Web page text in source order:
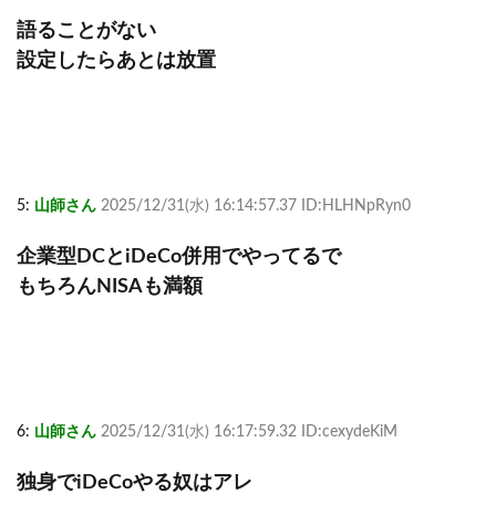
語ることがない
設定したらあとは放置
5: 山師さん 2025/12/31(水) 16:14:57.37 ID:HLHNpRyn0
企業型DCとiDeCo併用でやってるで
もちろんNISAも満額
6: 山師さん 2025/12/31(水) 16:17:59.32 ID:cexydeKiM
独身でiDeCoやる奴はアレ